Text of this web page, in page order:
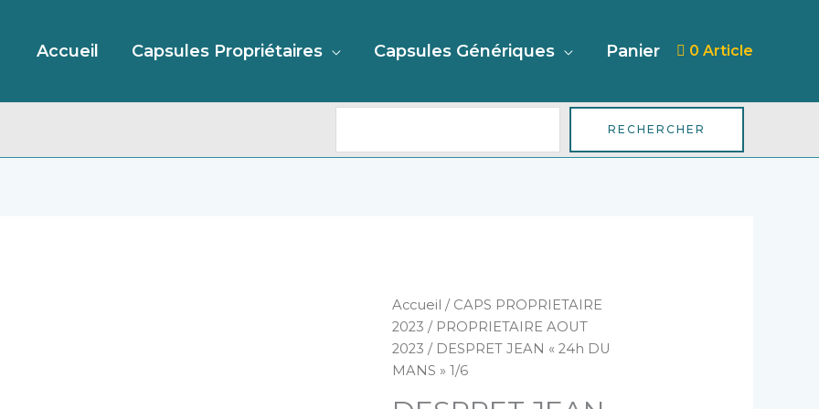
Accueil Capsules Propriétaires Capsules Génériques Panier 0 Article
RECHERCHER
Accueil / CAPS PROPRIETAIRE
2023 / PROPRIETAIRE AOUT
2023 / DESPRET JEAN « 24h DU
MANS » 1/6
quantité
de
DESPRET
JEAN